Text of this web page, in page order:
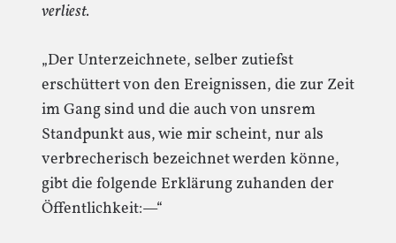
verliest.
„Der Unterzeichnete, selber zutiefst
erschüttert von den Ereignissen, die zur Zeit
im Gang sind und die auch von unsrem
Standpunkt aus, wie mir scheint, nur als
verbrecherisch bezeichnet werden könne,
gibt die folgende Erklärung zuhanden der
Öffentlichkeit:—“